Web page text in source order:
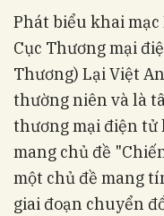
Phát biểu khai
Cục Thương mại
Thương) Lại Việt
thường niên và là
thương mại điện tử
mang chủ đề
một chủ đề mang
giai đoạn chuyển